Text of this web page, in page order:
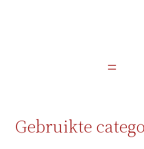
Gebruikte